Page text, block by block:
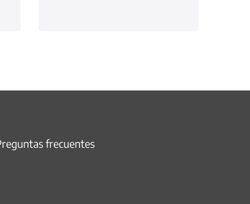
frecuentes